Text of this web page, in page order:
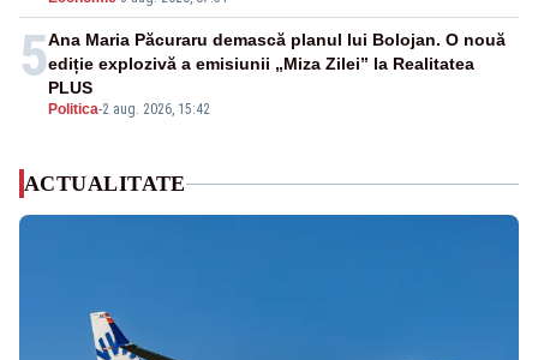
5
Politica-2 aug. 2026, 15:42
Ana Maria Păcuraru demască planul lui Bolojan. O nouă
ediție explozivă a emisiunii „Miza Zilei” la Realitatea
PLUS
ACTUALITATE